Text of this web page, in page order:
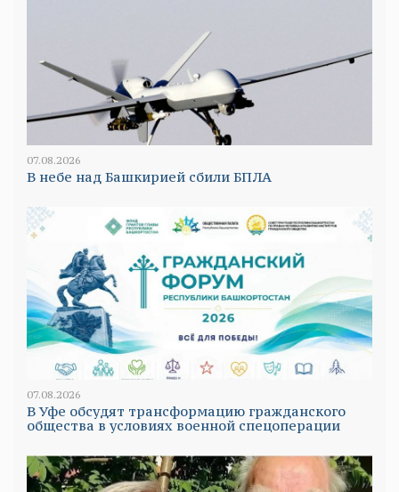
07.08.2026
В небе над Башкирией сбили БПЛА
07.08.2026
В Уфе обсудят трансформацию гражданского
общества в условиях военной спецоперации